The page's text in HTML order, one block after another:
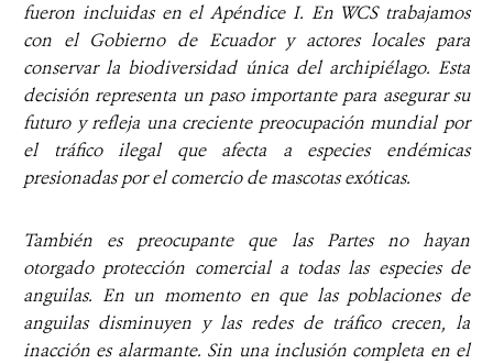
fueron incluidas en el Apéndice I. En WCS trabajamos
con el Gobierno de Ecuador y actores locales para
conservar la biodiversidad única del archipiélago. Esta
decisión representa un paso importante para asegurar su
futuro y refleja una creciente preocupación mundial por
el tráfico ilegal que afecta a especies endémicas
presionadas por el comercio de mascotas exóticas.
También es preocupante que las Partes no hayan
otorgado protección comercial a todas las especies de
anguilas. En un momento en que las poblaciones de
anguilas disminuyen y las redes de tráfico crecen, la
inacción es alarmante. Sin una inclusión completa en el